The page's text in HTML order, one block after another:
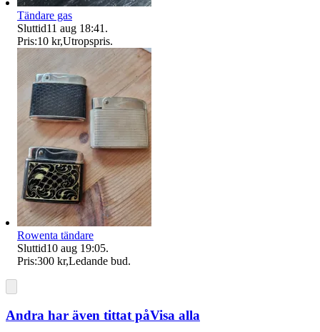
Tändare gas
Sluttid11 aug 18:41 .
Pris:10 kr,Utropspris.
Rowenta tändare
Sluttid10 aug 19:05.
Pris:300 kr,Ledande bud.
Andra har även tittat påVisa alla